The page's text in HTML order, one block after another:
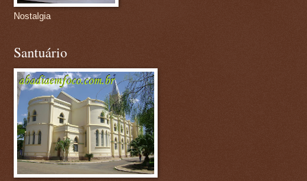
Nostalgia
Santuário